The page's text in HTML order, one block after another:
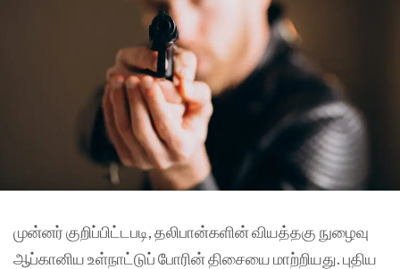
முன்னர் குறிப்பிட்டபடி, தலிபான்களின் வியத்தகு நுழைவு
ஆப்கானிய உள்நாட்டுப் போரின் திசையை மாற்றியது. புதிய